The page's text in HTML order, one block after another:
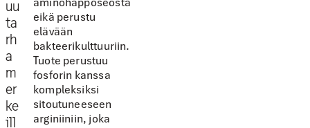
uu
ta
rh
a
m
er
ke
ill
eikä perustu
elävään
bakteerikulttuuriin.
Tuote perustuu
fosforin kanssa
kompleksiksi
sitoutuneeseen
arginiiniin, joka